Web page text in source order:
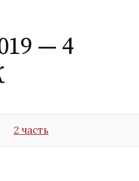
— 4
2 часть